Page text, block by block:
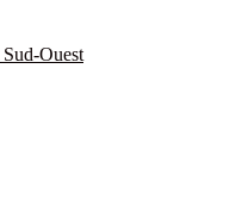
Ouest